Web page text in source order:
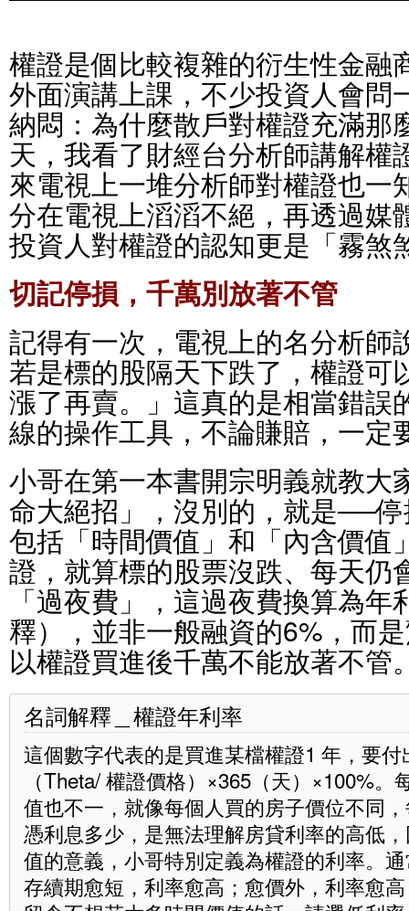
權證是個比較複雜的衍生性金融
外面演講上課，不少投資人會問
納悶：為什麼散戶對權證充滿那
天，我看了財經台分析師講解權
來電視上一堆分析師對權證也一
分在電視上滔滔不絕，再透過媒
投資人對權證的認知更是「霧煞
切記停損，千萬別放著不管
記得有一次，電視上的名分析師
若是標的股隔天下跌了，權證可
漲了再賣。」這真的是相當錯誤
線的操作工具，不論賺賠，一定
小哥在第一本書開宗明義就教大
命大絕招」，沒別的，就是──
包括「時間價值」和「內含價值
證，就算標的股票沒跌、每天仍
「過夜費」，這過夜費換算為
釋），並非一般融資的6%，而
以權證買進後千萬不能放著不管
名詞解釋＿權證年利率
這個數字代表的是買進某檔權證1 年，要
（Theta/ 權證價格）×365（天）×100%
值也不一，就像每個人買的房子價位不同
憑利息多少，是無法理解房貸利率的高低
值的意義，小哥特別定義為權證的利率。
存續期愈短，利率愈高；愈價外，利率愈